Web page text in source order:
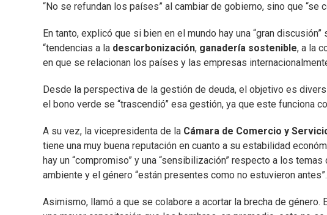
“No se refundan los países” al cambiar de gobierno, sino que “se
En tanto, explicó que si bien en el mundo hay una “gran
“tendencias a la descarbonización, ganadería sostenible, a la
en que se relacionan los países y las empresas
Desde la perspectiva de la gestión de deuda, el objetivo es
el bono verde se “trascendió” esa gestión, ya que este funciona
A su vez, la vicepresidenta de la Cámara de Comercio y
tiene una muy buena reputación en cuanto a su estabilidad
hay un “compromiso” y una “sensibilización” respecto a los
ambiente y el género “están presentes como no estuvieron antes”.
Asimismo, llamó a que se colabore a acortar la brecha de